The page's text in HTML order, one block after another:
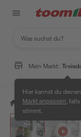
Mein Markt:
Hier kannst du deinen
Markt anpassen ,
stimmt.
/ Garten & Freizeit